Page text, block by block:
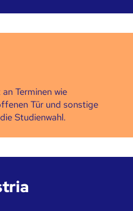
Terminen wie
Tür und sonstige
Studienwahl.